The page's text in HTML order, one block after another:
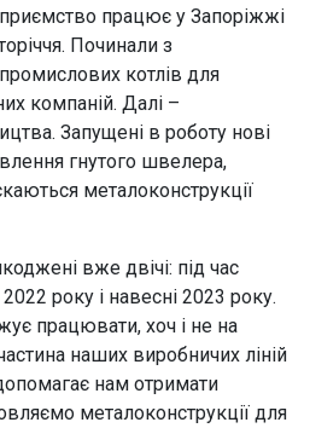
працює у Запоріжжі
Починали з
котлів для
компаній. Далі –
Запущені в роботу нові
гнутого швелера,
металоконструкції
вже двічі: під час
року і навесні 2023 року.
працювати, хоч і не на
наших виробничих ліній
нам отримати
металоконструкції для